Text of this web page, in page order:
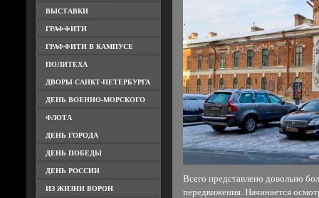
ВЫСТАВКИ
ГРАФФИТИ
ГРАФФИТИ В КАМПУСЕ
ПОЛИТЕХА
ДВОРЫ САНКТ-ПЕТЕРБУРГА
ДЕНЬ ВОЕННО-МОРСКОГО
ФЛОТА
ДЕНЬ ГОРОДА
ДЕНЬ ПОБЕДЫ
ДЕНЬ РОССИИ
ИЗ ЖИЗНИ ВОРОН
Всего представлено довольно
передвижения. Начинается